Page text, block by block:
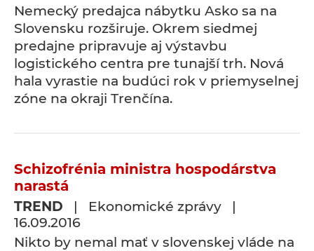
Nemecký predajca nábytku Asko sa na
Slovensku rozširuje. Okrem siedmej
predajne pripravuje aj výstavbu
logistického centra pre tunajší trh. Nová
hala vyrastie na budúci rok v priemyselnej
zóne na okraji Trenčína.
Schizofrénia ministra hospodárstva
narastá
TREND | Ekonomické zprávy |
16.09.2016
Nikto by nemal mať v slovenskej vláde na